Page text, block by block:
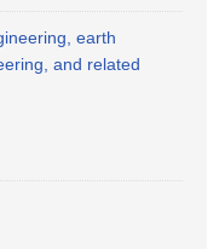
earth
and related